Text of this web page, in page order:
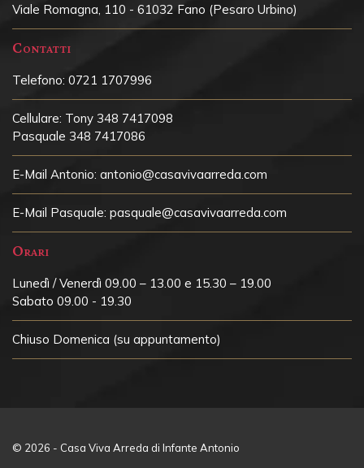
Viale Romagna, 110 - 61032 Fano (Pesaro Urbino)
Contatti
Telefono: 0721 1707996
Cellulare: Tony 348 7417098
Pasquale 348 7417086
E-Mail Antonio: antonio@casavivaarreda.com
E-Mail Pasquale: pasquale@casavivaarreda.com
Orari
Lunedì / Venerdì 09.00 – 13.00 e 15.30 – 19.00
Sabato 09.00 - 19.30
Chiuso Domenica (su appuntamento)
© 2026 - Casa Viva Arreda di Infante Antonio